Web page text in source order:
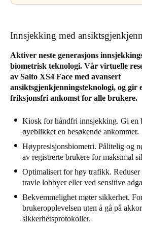
Innsjekking med
Aktiver neste generasjons
biometrisk teknologi. Vår virtuelle
av Salto XS4 Face med avansert
ansiktsgjenkjenningsteknologi, og gir
friksjonsfri ankomst for alle brukere.
Kiosk for håndfri innsjekking. Gi en
øyeblikket en besøkende ankommer.
Høypresisjonsbiometri. Pålitelig og
av registrerte brukere for maksimal
Optimalisert for høy trafikk. Reduser
travle lobbyer eller ved sensitive
Bekvemmelighet møter sikkerhet.
brukeropplevelsen uten å gå på
sikkerhetsprotokoller.